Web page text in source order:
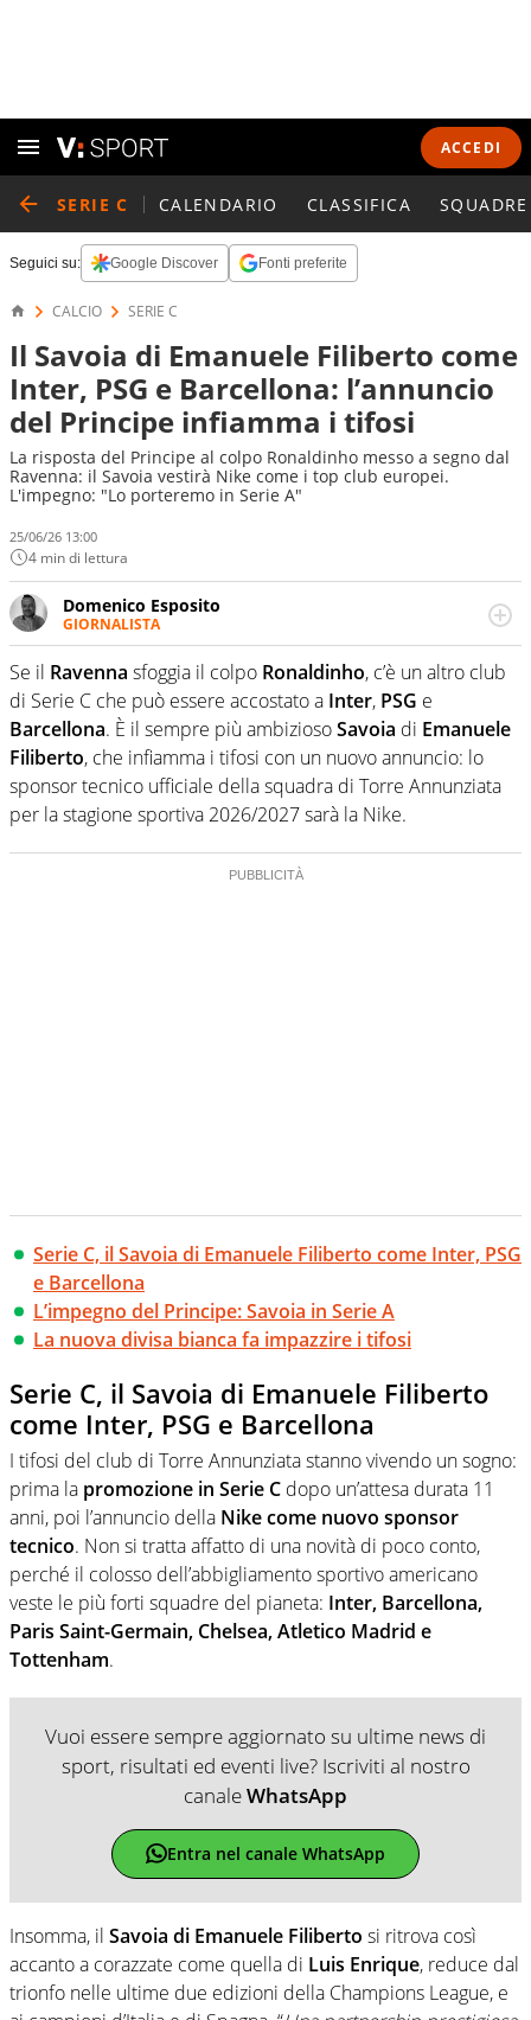
ACCEDI
SERIE C CALENDARIO CLASSIFICA SQUADRE
Seguici su: Google Discover Fonti preferite
CALCIO SERIE C
Il Savoia di Emanuele Filiberto come
Inter, PSG e Barcellona: l’annuncio
del Principe infiamma i tifosi
La risposta del Principe al colpo Ronaldinho messo a segno dal
Ravenna: il Savoia vestirà Nike come i top club europei.
L'impegno: "Lo porteremo in Serie A"
25/06/26 13:00
4 min di lettura
Domenico Esposito
GIORNALISTA
Da vent’anni in campo e sul campo per vivere ogni evento
in tutte le sue sfaccettature. Passione smisurata per il
calcio e per la sfera di cuoio. Il pallone è una cosa
serissima, guai a dirgli di no
Se il Ravenna sfoggia il colpo Ronaldinho, c’è un altro club
di Serie C che può essere accostato a Inter, PSG e
Barcellona. È il sempre più ambiziosoSavoia di Emanuele
Filiberto, che infiamma i tifosi con un nuovo annuncio: lo
sponsor tecnico ufficiale della squadra di Torre Annunziata
per la stagione sportiva 2026/2027 sarà la Nike.
Serie C, il Savoia di Emanuele Filiberto come Inter, PSG
e Barcellona
L’impegno del Principe: Savoia in Serie A
La nuova divisa bianca fa impazzire i tifosi
Serie C, il Savoia di Emanuele Filiberto
come Inter, PSG e Barcellona
I tifosi del club di Torre Annunziata stanno vivendo un sogno:
prima la promozione in Serie C dopo un’attesa durata 11
anni, poi l’annuncio della Nike come nuovo sponsor
tecnico. Non si tratta affatto di una novità di poco conto,
perché il colosso dell’abbigliamento sportivo americano
veste le più forti squadre del pianeta: Inter, Barcellona,
Paris Saint-Germain, Chelsea, Atletico Madrid e
Tottenham.
Vuoi essere sempre aggiornato su ultime news di
sport, risultati ed eventi live? Iscriviti al nostro
canaleWhatsApp
Entra nel canale WhatsApp
Insomma, il Savoia di Emanuele Filiberto si ritrova così
accanto a corazzate come quella di Luis Enrique, reduce dal
trionfo nelle ultime due edizioni della Champions League, e